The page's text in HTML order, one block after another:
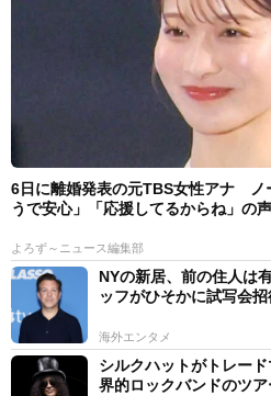
6日に離婚発表の元TBS女性アナ ノ
うで安心」「応援してるからね」の声
よろず～ニュース編集部
NYの新居、前の住人は
ッフがひそかに試写会
海外エンタメ
シルクハットがトレー
界的ロックバンドのツ